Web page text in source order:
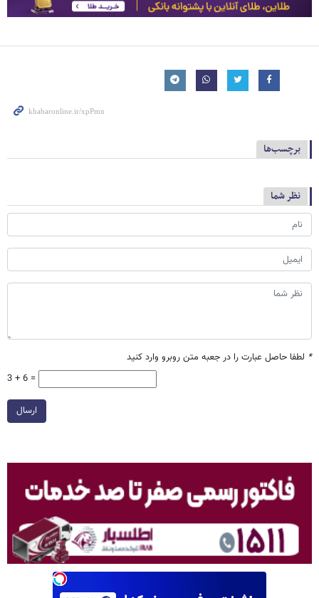
برچسب‌ها
نظر شما
* لطفا حاصل عبارت را در جعبه متن روبرو وارد کنید
3 + 6 =
ارسال